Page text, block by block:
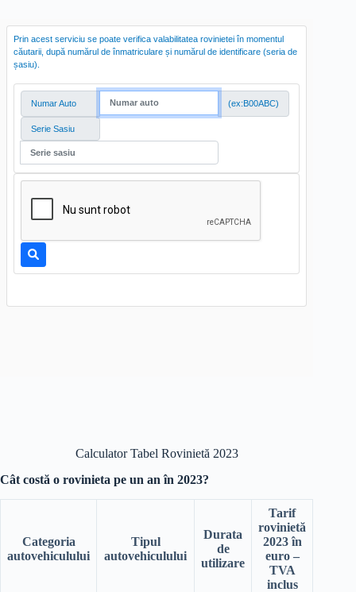
Calculator Tabel Rovinietă 2023
Cât costă o rovinieta pe un an în 2023?
Categoria
autovehiculului
Tipul
autovehiculului
Durata
de
utilizare
Tarif
rovinietă
2023 în
euro –
TVA
inclus